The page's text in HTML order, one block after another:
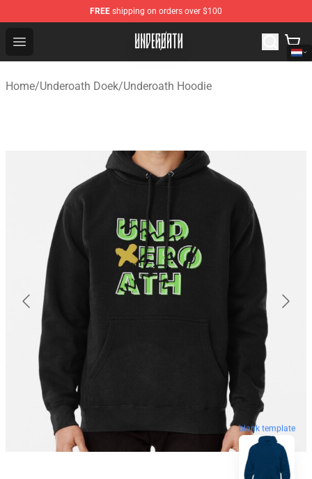
FREE shipping on orders over $100
Open menu
Underoath Store - Official Underoath Merchandise Shop
Home/Underoath Doek/Underoath Hoodie
blank template